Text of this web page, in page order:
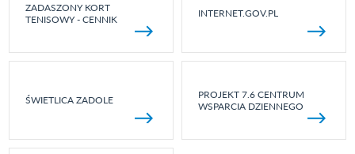
ZADASZONY KORT
TENISOWY - CENNIK
INTERNET.GOV.PL
ŚWIETLICA ZADOLE
PROJEKT 7.6 CENTRUM
WSPARCIA DZIENNEGO